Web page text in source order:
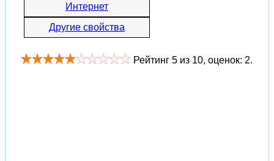
Интернет
Другие свойства
Рейтинг 5 из 10, оценок: 2.